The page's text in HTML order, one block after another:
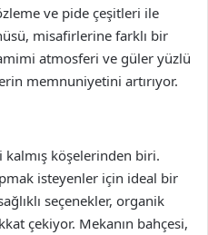
ve pide çeşitleri ile
misafirlerine farklı bir
atmosferi ve güler yüzlü
memnuniyetini artırıyor.
kalmış köşelerinden biri.
isteyenler için ideal bir
seçenekler, organik
çekiyor. Mekanın bahçesi,